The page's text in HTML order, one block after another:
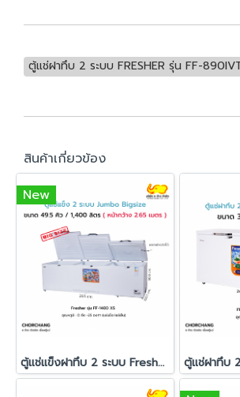
ตู้แช่ฝาทึบ 2 ระบบ FRESHER รุ่น FF-
สินค้าเกี่ยวข้อง
New
ตู้แช่แข็งฝาทึบ 2 ระบบ Fresher รุ่น FF-1400XS